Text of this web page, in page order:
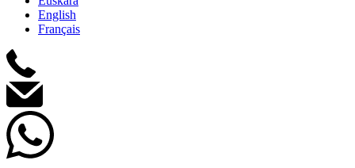
English
Français